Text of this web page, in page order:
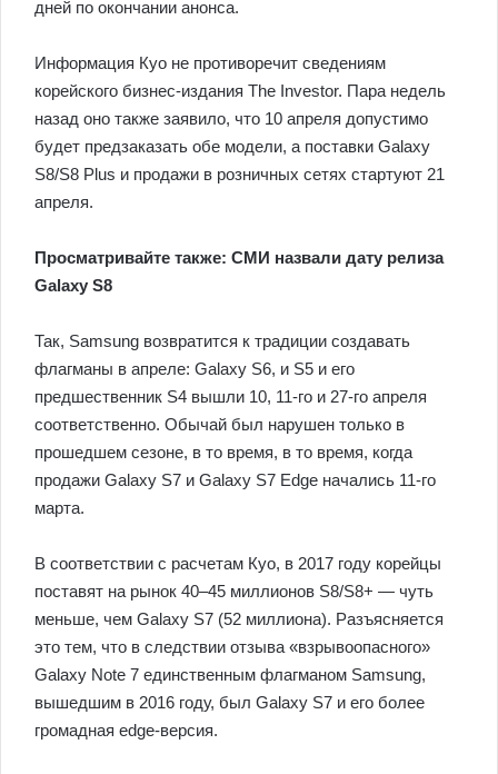
дней по окончании анонса.
Информация Куо не противоречит сведениям
корейского бизнес-издания The Investor. Пара недель
назад оно также заявило, что 10 апреля допустимо
будет предзаказать обе модели, а поставки Galaxy
S8/S8 Plus и продажи в розничных сетях стартуют 21
апреля.
Просматривайте также: СМИ назвали дату релиза
Galaxy S8
Так, Samsung возвратится к традиции создавать
флагманы в апреле: Galaxy S6, и S5 и его
предшественник S4 вышли 10, 11-го и 27-го апреля
соответственно. Обычай был нарушен только в
прошедшем сезоне, в то время, в то время, когда
продажи Galaxy S7 и Galaxy S7 Edge начались 11-го
марта.
В соответствии с расчетам Куо, в 2017 году корейцы
поставят на рынок 40–45 миллионов S8/S8+ — чуть
меньше, чем Galaxy S7 (52 миллиона). Разъясняется
это тем, что в следствии отзыва «взрывоопасного»
Galaxy Note 7 единственным флагманом Samsung,
вышедшим в 2016 году, был Galaxy S7 и его более
громадная edge-версия.